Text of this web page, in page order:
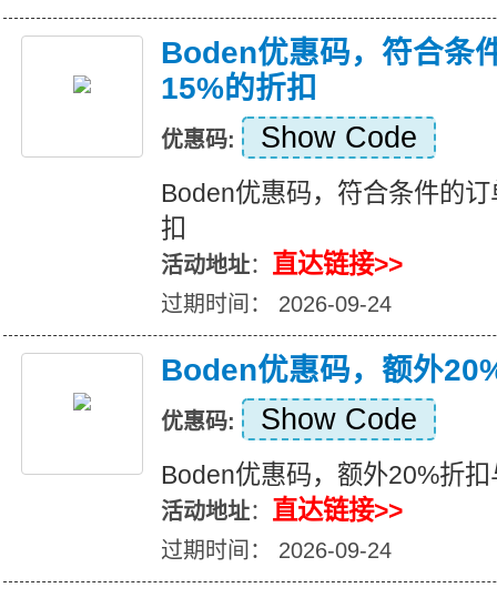
Boden优惠码，符合条
15%的折扣
优惠码: Show Code
Boden优惠码，符合条件的
扣
活动地址： 直达链接>>
过期时间： 2026-09-24
Boden优惠码，额外
优惠码: Show Code
Boden优惠码，额外20%折
活动地址： 直达链接>>
过期时间： 2026-09-24